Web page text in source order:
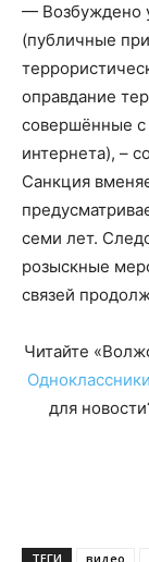
— Возбуждено
(публичные
оправдание
совершённые
интернета), –
Санкция
семи лет.
розыскные
связей
Читайте
Одноклассники
для
ТЕГИ видео